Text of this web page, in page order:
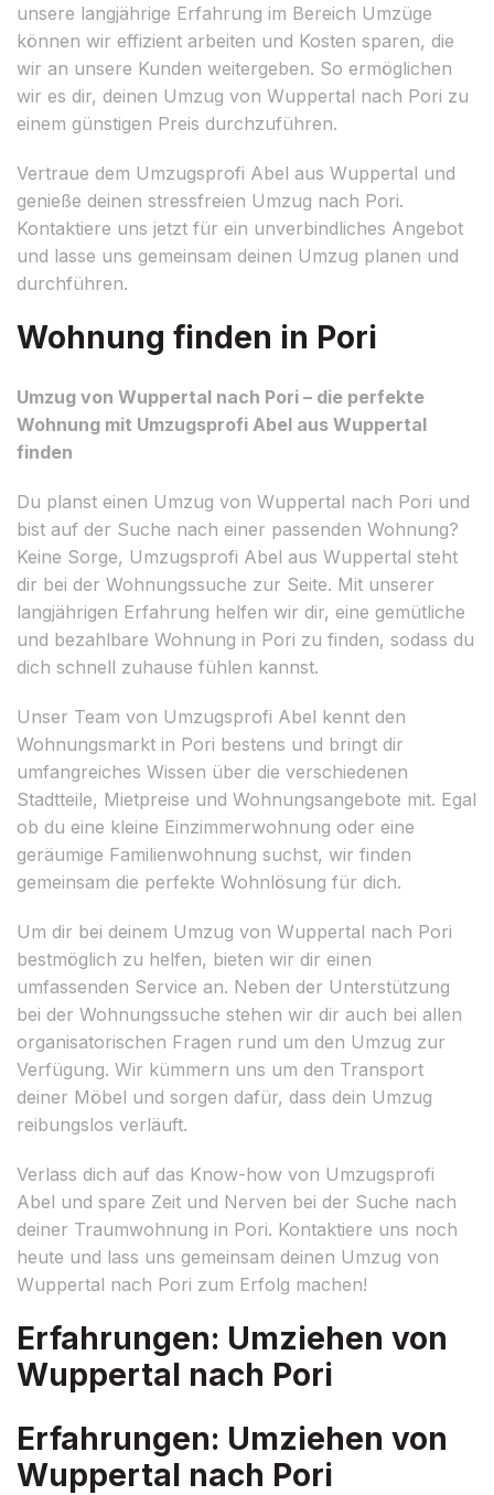
unsere langjährige Erfahrung im Bereich Umzüge
können wir effizient arbeiten und Kosten sparen, die
wir an unsere Kunden weitergeben. So ermöglichen
wir es dir, deinen Umzug von Wuppertal nach Pori zu
einem günstigen Preis durchzuführen.
Vertraue dem Umzugsprofi Abel aus Wuppertal und
genieße deinen stressfreien Umzug nach Pori.
Kontaktiere uns jetzt für ein unverbindliches Angebot
und lasse uns gemeinsam deinen Umzug planen und
durchführen.
Wohnung finden in Pori
Umzug von Wuppertal nach Pori – die perfekte
Wohnung mit Umzugsprofi Abel aus Wuppertal
finden
Du planst einen Umzug von Wuppertal nach Pori und
bist auf der Suche nach einer passenden Wohnung?
Keine Sorge, Umzugsprofi Abel aus Wuppertal steht
dir bei der Wohnungssuche zur Seite. Mit unserer
langjährigen Erfahrung helfen wir dir, eine gemütliche
und bezahlbare Wohnung in Pori zu finden, sodass du
dich schnell zuhause fühlen kannst.
Unser Team von Umzugsprofi Abel kennt den
Wohnungsmarkt in Pori bestens und bringt dir
umfangreiches Wissen über die verschiedenen
Stadtteile, Mietpreise und Wohnungsangebote mit. Egal
ob du eine kleine Einzimmerwohnung oder eine
geräumige Familienwohnung suchst, wir finden
gemeinsam die perfekte Wohnlösung für dich.
Um dir bei deinem Umzug von Wuppertal nach Pori
bestmöglich zu helfen, bieten wir dir einen
umfassenden Service an. Neben der Unterstützung
bei der Wohnungssuche stehen wir dir auch bei allen
organisatorischen Fragen rund um den Umzug zur
Verfügung. Wir kümmern uns um den Transport
deiner Möbel und sorgen dafür, dass dein Umzug
reibungslos verläuft.
Verlass dich auf das Know-how von Umzugsprofi
Abel und spare Zeit und Nerven bei der Suche nach
deiner Traumwohnung in Pori. Kontaktiere uns noch
heute und lass uns gemeinsam deinen Umzug von
Wuppertal nach Pori zum Erfolg machen!
Erfahrungen: Umziehen von
Wuppertal nach Pori
Erfahrungen: Umziehen von
Wuppertal nach Pori